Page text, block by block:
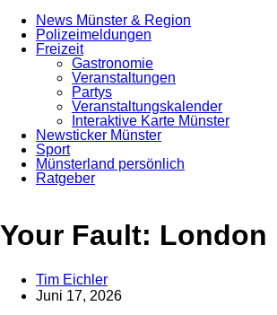
News Münster & Region
Polizeimeldungen
Freizeit
Gastronomie
Veranstaltungen
Partys
Veranstaltungskalender
Interaktive Karte Münster
Newsticker Münster
Sport
Münsterland persönlich
Ratgeber
Your Fault: London
Tim Eichler
Juni 17, 2026